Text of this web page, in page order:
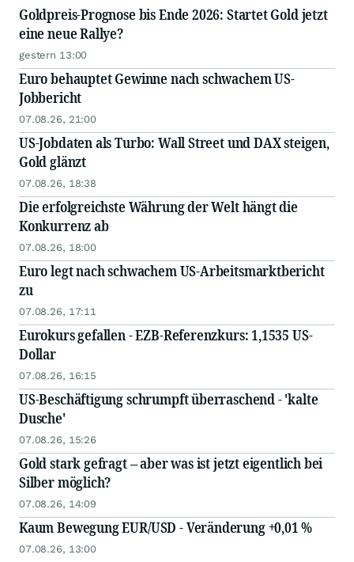
Goldpreis-Prognose bis Ende 2026: Startet Gold jetzt
eine neue Rallye?
gestern 13:00
Euro behauptet Gewinne nach schwachem US-
Jobbericht
07.08.26, 21:00
US-Jobdaten als Turbo: Wall Street und DAX steigen,
Gold glänzt
07.08.26, 18:38
Die erfolgreichste Währung der Welt hängt die
Konkurrenz ab
07.08.26, 18:00
Euro legt nach schwachem US-Arbeitsmarktbericht
zu
07.08.26, 17:11
Eurokurs gefallen - EZB-Referenzkurs: 1,1535 US-
Dollar
07.08.26, 16:15
US-Beschäftigung schrumpft überraschend - 'kalte
Dusche'
07.08.26, 15:26
Gold stark gefragt – aber was ist jetzt eigentlich bei
Silber möglich?
07.08.26, 14:09
Kaum Bewegung EUR/USD - Veränderung +0,01 %
07.08.26, 13:00